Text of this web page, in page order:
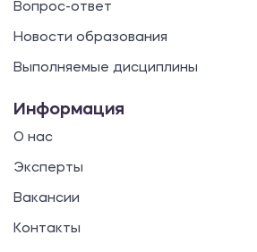
Вопрос-ответ
Новости образования
Выполняемые дисциплины
Информация
О нас
Эксперты
Вакансии
Контакты